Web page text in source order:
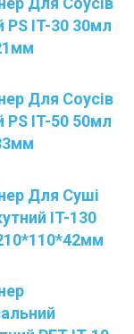
PS IT-30 30мл
Для Соусів
PS IT-50 50мл
Для Суші
IT-130